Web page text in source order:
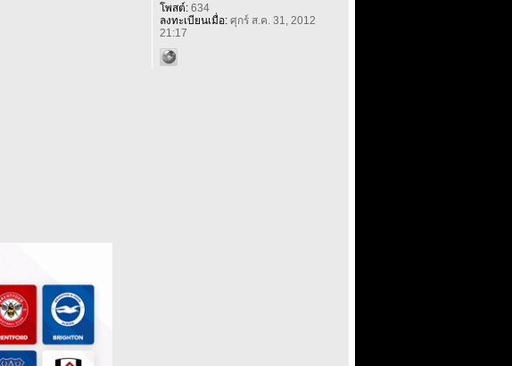
โพสต์:634
ลงทะเบียนเมื่อ:ศุกร์ ส.ค. 31, 2012
21:17